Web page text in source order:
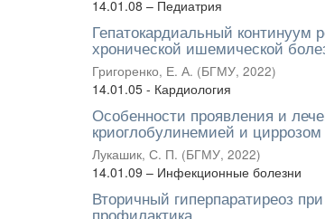
14.01.08 – Педиатрия
Гепатокардиальный континуум
хронической ишемической
Григоренко, Е. А. (БГМУ, 2022)
14.01.05 - Кардиология
Особенности проявления и
криоглобулинемией и циррозом
Лукашик, С. П. (БГМУ, 2022)
14.01.09 – Инфекционные болезни
Вторичный гиперпаратиреоз
профилактика